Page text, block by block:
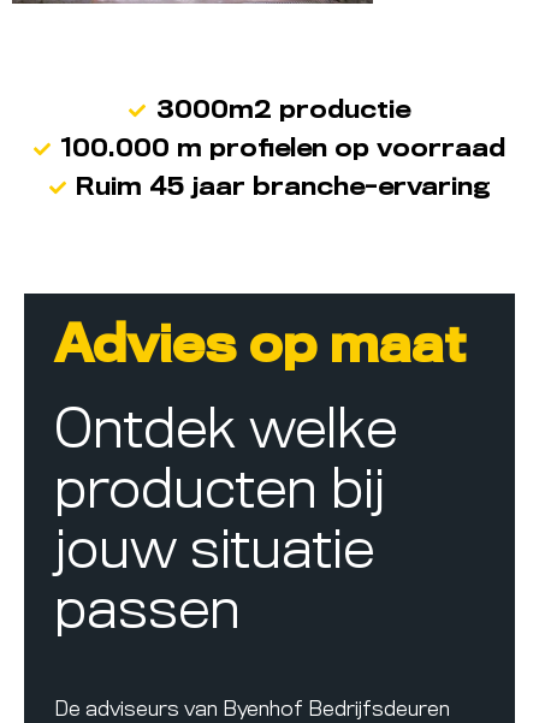
3000m2 productie
100.000 m profielen op voorraad
Ruim 45 jaar branche-ervaring
Advies op maat
Ontdek welke
producten bij
jouw situatie
passen
De adviseurs van Byenhof Bedrijfsdeuren